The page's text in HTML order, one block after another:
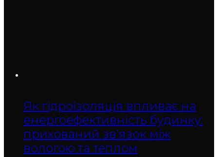
Як гідроізоляція впливає на
енергоефективність будинку:
прихований зв’язок між
вологою та теплом